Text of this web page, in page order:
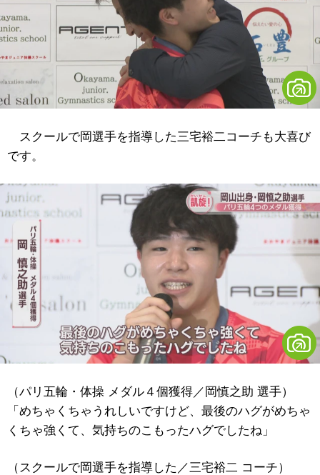
スクールで岡選手を指導した三宅裕二コーチも大喜び
です。
（パリ五輪・体操 メダル４個獲得／岡慎之助 選手）
「めちゃくちゃうれしいですけど、最後のハグがめちゃ
くちゃ強くて、気持ちのこもったハグでしたね」
（スクールで岡選手を指導した／三宅裕二 コーチ）